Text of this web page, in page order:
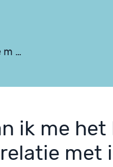
m …
ik me
met